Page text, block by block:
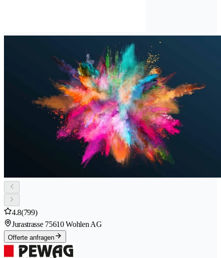
4.8(799)
Jurastrasse 75610 Wohlen AG
Offerte anfragen